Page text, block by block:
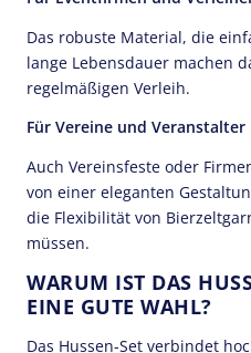
Das robuste Material, die
lange Lebensdauer machen
regelmäßigen Verleih.
Für Vereine und Veranstalter
Auch Vereinsfeste oder
von einer eleganten
die Flexibilität von
müssen.
WARUM IST DAS
INE GUTE WAHL?
Das Hussen-Set verbindet